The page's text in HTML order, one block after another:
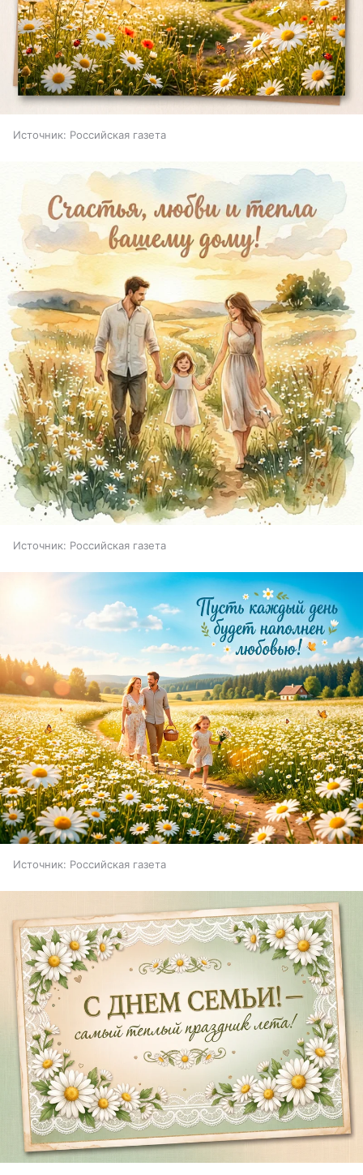
Источник: Российская газета
Источник: Российская газета
Источник: Российская газета